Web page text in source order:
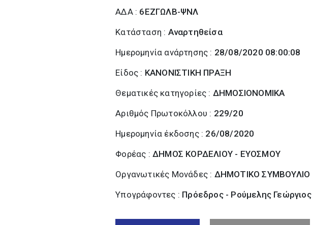
ΑΔΑ : 6ΕΖΓΩΛΒ-ΨΝΛ
Κατάσταση : Αναρτηθείσα
Ημερομηνία ανάρτησης : 28/08/2020 08:00:08
Είδος : ΚΑΝΟΝΙΣΤΙΚΗ ΠΡΑΞΗ
Θεματικές κατηγορίες : ΔΗΜΟΣΙΟΝΟΜΙΚΑ
Αριθμός Πρωτοκόλλου : 229/20
Ημερομηνία έκδοσης : 26/08/2020
Φορέας :ΔΗΜΟΣ ΚΟΡΔΕΛΙΟΥ - ΕΥΟΣΜΟΥ
Οργανωτικές Μονάδες : ΔΗΜΟΤΙΚΟ ΣΥΜΒΟΥΛΙΟ
Υπογράφοντες : Πρόεδρος - Ρούμελης Γεώργιος